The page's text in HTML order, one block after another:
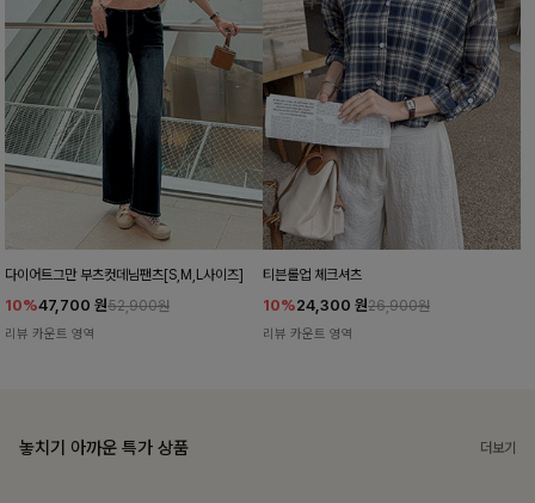
다이어트그만 부츠컷데님팬츠[S,M,L사이즈]
10%47,700 원52,900원
리뷰 카운트 영역
티븐롤업 체크셔츠
10%24,300 원26,900원
리뷰 카운트 영역
놓치기 아까운 특가 상품 더보기